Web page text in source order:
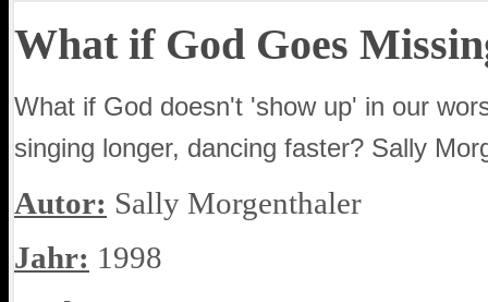
What if God Goes
What if God doesn't 'show up' in our
singing longer, dancing faster? Sally
Autor: Sally Morgenthaler
Jahr: 1998